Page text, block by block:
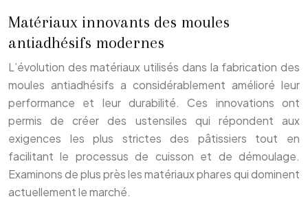
Matériaux innovants des moules
antiadhésifs modernes
L’évolution des matériaux utilisés dans la fabrication des
moules antiadhésifs a considérablement amélioré leur
performance et leur durabilité. Ces innovations ont
permis de créer des ustensiles qui répondent aux
exigences les plus strictes des pâtissiers tout en
facilitant le processus de cuisson et de démoulage.
Examinons de plus près les matériaux phares qui dominent
actuellement le marché.